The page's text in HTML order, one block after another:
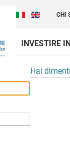
ItalianoEnglish
CHI
INVESTIRE
Hai